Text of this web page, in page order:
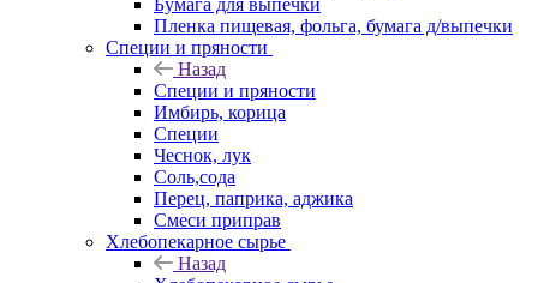
Бумага для выпечки
Пленка пищевая, фольга, бумага д/выпечки
Специи и пряности
Назад
Специи и пряности
Имбирь, корица
Специи
Чеснок, лук
Соль,сода
Перец, паприка, аджика
Смеси приправ
Хлебопекарное сырье
Назад